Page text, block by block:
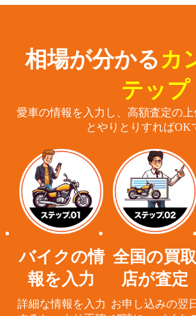
相場が分かる カ
テップ
愛車の情報を入力し、高額査定の
とやりとりすればOK
バイクの情
報を入力
詳細な情報を入力
全国の買取
店が査定
お申し込みの翌日